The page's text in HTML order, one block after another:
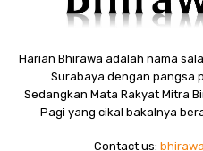
Harian Bhirawa adalah nama
Surabaya dengan pangsa
Sedangkan Mata Rakyat Mitra
Pagi yang cikal bakalnya
Contact us: